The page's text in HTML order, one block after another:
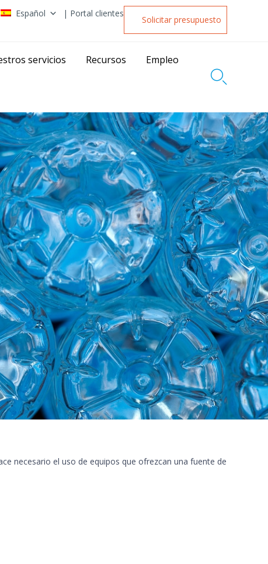
Español | Portal clientes
Solicitar presupuesto
servicios Recursos Empleo

necesario el uso de equipos que ofrezcan una fuente de